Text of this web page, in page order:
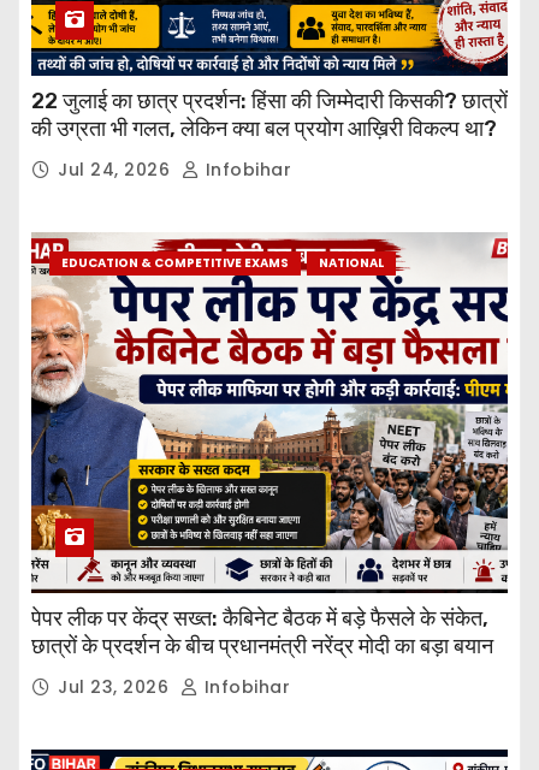
22 जुलाई का छात्र प्रदर्शन: हिंसा की जिम्मेदारी किसकी? छात्रों
की उग्रता भी गलत, लेकिन क्या बल प्रयोग आख़िरी विकल्प था?
Jul 24, 2026 Infobihar
EDUCATION & COMPETITIVE EXAMS NATIONAL
पेपर लीक पर केंद्र सख्त: कैबिनेट बैठक में बड़े फैसले के संकेत,
छात्रों के प्रदर्शन के बीच प्रधानमंत्री नरेंद्र मोदी का बड़ा बयान
Jul 23, 2026 Infobihar